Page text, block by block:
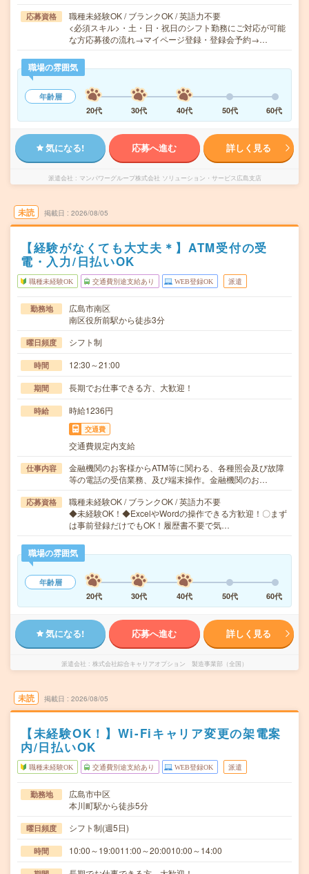
応募資格
職種未経験OK / ブランクOK / 英語力不要
<必須スキル>・土・日・祝日のシフト勤務にご対応が可能
な方応募後の流れ→マイページ登録・登録会予約→…
職場の雰囲気
年齢層
20代
30代 40代 50代 60代
気になる! 応募へ進む 詳しく見る
派遣会社 マンパワーグループ株式会社 ソリューション・サービス広島支店
未読 掲載日 2026/08/05
【経験がなくても大丈夫＊】ATM受付の受
電・入力/日払いOK
職種未経験OK 交通費別途支給あり WEB登録OK 派遣
勤務地
広島市南区
南区役所前駅から徒歩3分
曜日頻度 シフト制
時間 12:30～21:00
期間 長期でお仕事できる方、大歓迎！
時給 時給1236円
交通費
交通費規定内支給
仕事内容
金融機関のお客様からATM等に関わる、各種照会及び故障
等の電話の受信業務、及び端末操作。金融機関のお…
応募資格
職種未経験OK / ブランクOK / 英語力不要
◆未経験OK！◆ExcelやWordの操作できる方歓迎！〇まず
は事前登録だけでもOK！履歴書不要で気…
職場の雰囲気
年齢層
20代
30代 40代 50代 60代
気になる! 応募へ進む 詳しく見る
派遣会社 株式会社綜合キャリアオプション 製造事業部（全国）
未読 掲載日 2026/08/05
【未経験OK！】Wi-Fiキャリア変更の架電案
内/日払いOK
職種未経験OK 交通費別途支給あり WEB登録OK 派遣
勤務地
広島市中区
本川町駅から徒歩5分
曜日頻度 シフト制(週5日)
時間 10:00～19:0011:00～20:0010:00～14:00